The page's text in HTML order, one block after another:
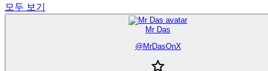
모두 보기
Mr Das
@ MrDasOnX